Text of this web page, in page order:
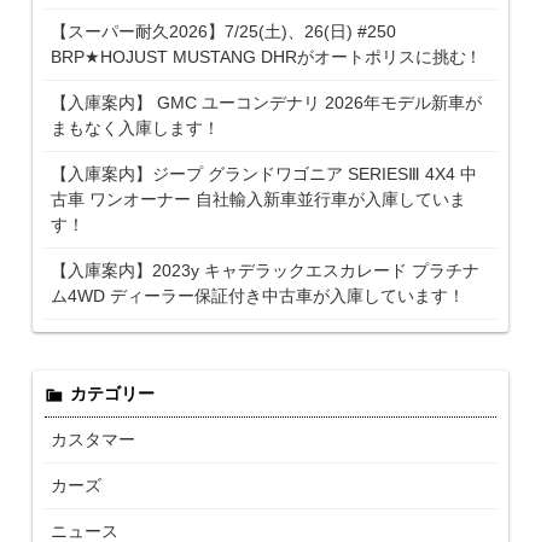
【スーパー耐久2026】7/25(土)、26(日) #250
BRP★HOJUST MUSTANG DHRがオートポリスに挑む！
【入庫案内】 GMC ユーコンデナリ 2026年モデル新車が
まもなく入庫します！
【入庫案内】ジープ グランドワゴニア SERIESⅢ 4X4 中
古車 ワンオーナー 自社輸入新車並行車が入庫していま
す！
【入庫案内】2023y キャデラックエスカレード プラチナ
ム4WD ディーラー保証付き中古車が入庫しています！
カテゴリー
カスタマー
カーズ
ニュース